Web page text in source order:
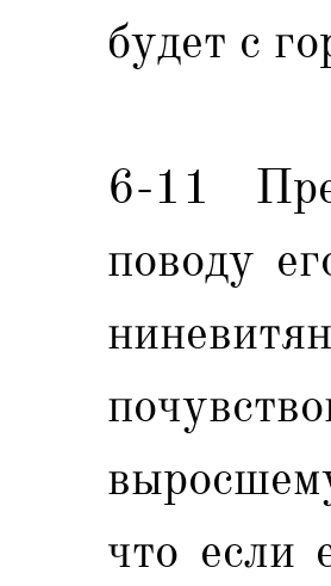
будет с
6-11
поводу
что если